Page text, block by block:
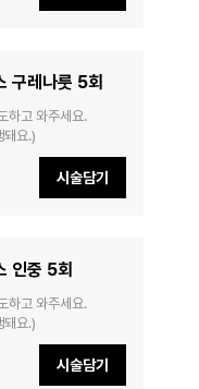
구레나룻 5회
하고 와주세요.
돼요.)
시술담기
인중 5회
하고 와주세요.
돼요.)
시술담기